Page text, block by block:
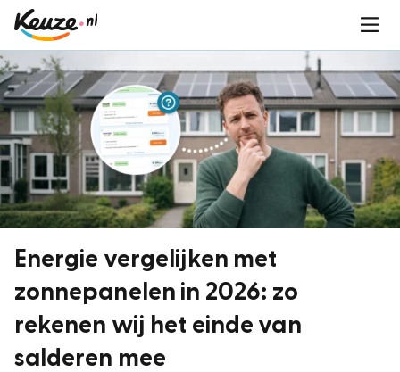
Energie vergelijken met
zonnepanelen in 2026: zo
rekenen wij het einde van
salderen mee